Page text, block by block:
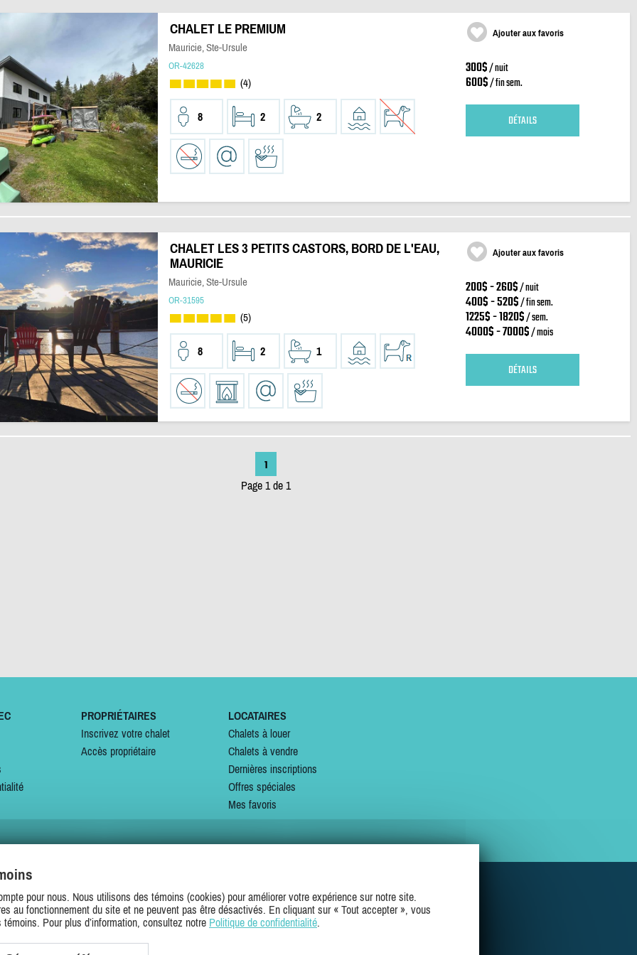
CHALET LE PREMIUM
Mauricie, Ste-Ursule
OR-42628
(4)
8 2 2
Ajouter aux favoris
300$/ nuit
600$/ fin sem.
DÉTAILS
CHALET LES 3 PETITS CASTORS, BORD DE L'EAU,
MAURICIE
Mauricie, Ste-Ursule
OR-31595
(5)
8 2 1
Ajouter aux favoris
200$ - 260$/ nuit
400$ - 520$/ fin sem.
1225$ - 1820$/ sem.
4000$ - 7000$/ mois
DÉTAILS
1
Page 1 de 1
PROPRIÉTAIRES
Inscrivez votre chalet
Accès propriétaire
LOCATAIRES
Chalets à louer
Chalets à vendre
Dernières inscriptions
Offres spéciales
Mes favoris
SUIVEZ-NOUS SUR
pour nous. Nous utilisons des témoins (cookies) pour améliorer votre expérience sur notre site.
au fonctionnement du site et ne peuvent pas être désactivés. En cliquant sur « Tout accepter », vous
Pour plus d’information, consultez notre Politique de confidentialité.